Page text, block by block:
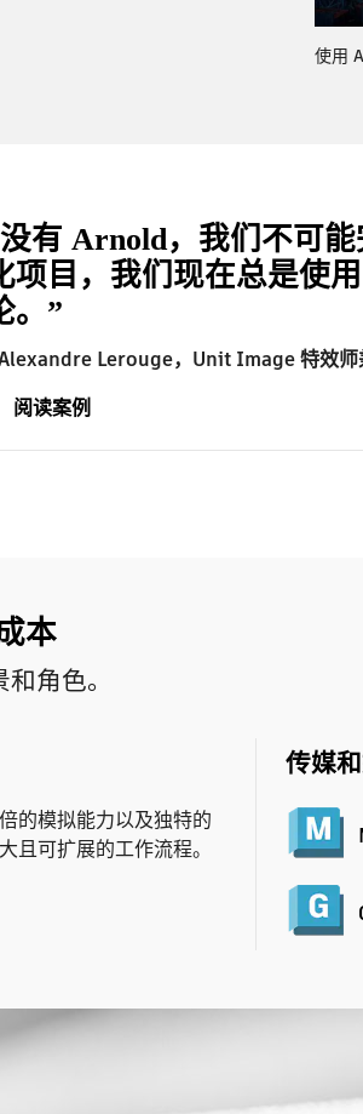
使用
有 Arnold，我们不可
项目，我们现在总是使
。”
Lerouge，Unit Image 特效师
阅读案例
本
角色。
的模拟能力以及独特的
且可扩展的工作流程。
传媒